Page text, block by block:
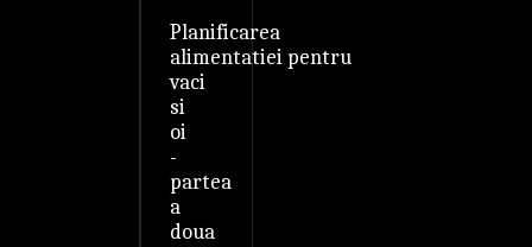
Planificarea
alimentatiei pentru
vaci
si
oi
-
partea
a
doua